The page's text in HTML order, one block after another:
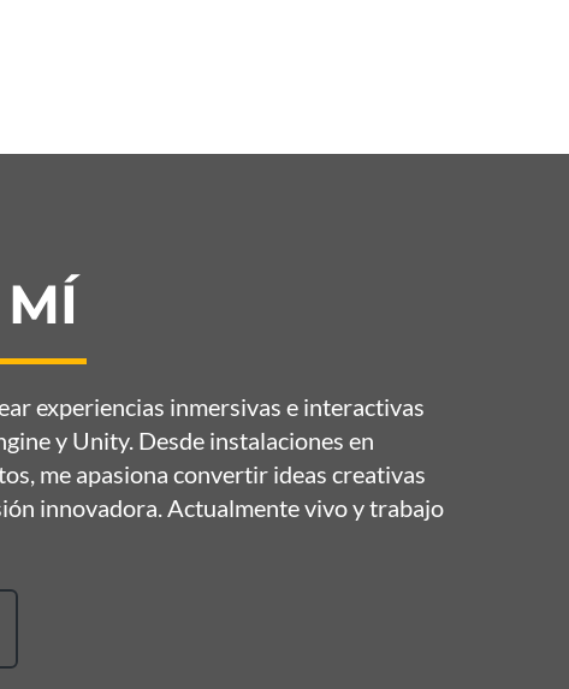
experiencias inmersivas e interactivas
y Unity. Desde instalaciones en
me apasiona convertir ideas creativas
innovadora. Actualmente vivo y trabajo